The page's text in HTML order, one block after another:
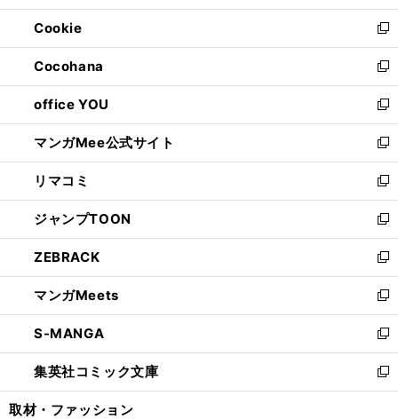
開
く
ウ
で
開
く
ン
ド
ウ
で
開
く
ウ
ィ
ン
ド
ウ
で
開
く
Cookie
新
し
い
ウ
ィ
ン
ド
ウ
で
開
く
Cocohana
新
し
い
ウ
ィ
ン
ド
ウ
で
開
く
office YOU
新
し
い
ウ
ィ
ン
ド
ウ
で
開
く
マンガMee公式サイト
新
し
い
ウ
ィ
ン
ド
ウ
で
開
く
リマコミ
新
し
い
ウ
ィ
ン
ド
ウ
で
開
く
ジャンプTOON
新
し
い
ウ
ィ
ン
ド
ウ
で
開
ZEBRACK
新
し
い
ウ
ィ
ン
ド
ウ
マンガMeets
新
し
い
ウ
ィ
ン
S-MANGA
新
し
い
ウ
集英社コミック文庫
新
し
取材・ファッション